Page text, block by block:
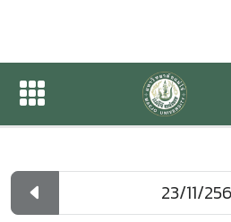
ปฏิทินกิจกรรมของ
ปฏิทินกิจกรรมของหน่วยงาน